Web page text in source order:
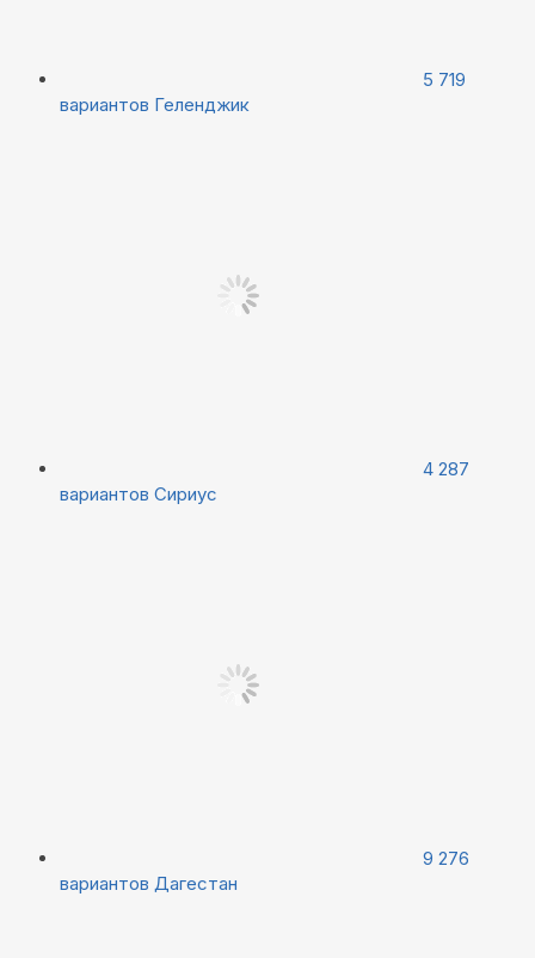
5 719
вариантов Геленджик
4 287
вариантов Сириус
9 276
вариантов Дагестан